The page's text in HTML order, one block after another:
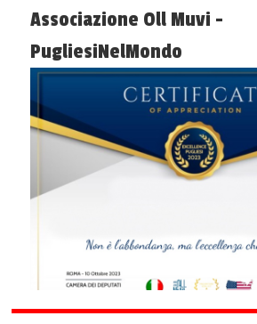
Associazione Oll Muvi -
PugliesiNelMondo